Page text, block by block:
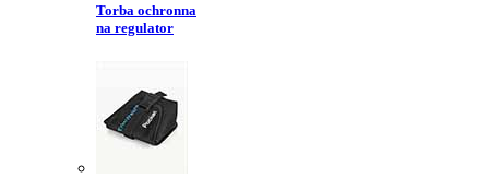
Torba ochronna
na regulator